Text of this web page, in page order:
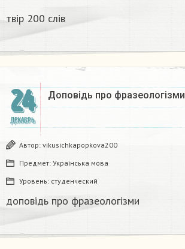
твір 200 слів
24
ДЕКАБРЬ
Доповідь про фразеологізми ​
Автор: vikusichkapopkova200
Предмет: Українська мова
Уровень: студенческий
доповідь про фразеологізми ​